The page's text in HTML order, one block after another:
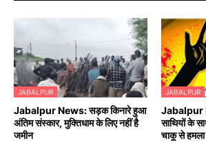
JABALPUR
Jabalpur News: सड़क किनारे हुआ
अंतिम संस्कार, मुक्तिधाम के लिए नहीं है
जमीन
JABALPUR
Jabalpur
साथियों के
चाकू से हमला